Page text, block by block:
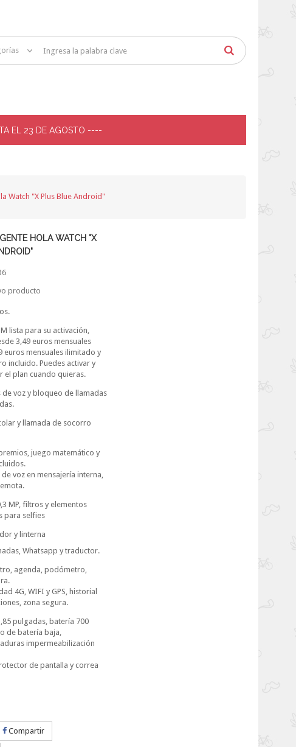
EL 23 DE AGOSTO ----
Watch "X Plus Blue Android"
HOLA WATCH "X
producto
lista para su activación,
3,49 euros mensuales
euros mensuales ilimitado y
incluido. Puedes activar y
el plan cuando quieras.
de voz y bloqueo de llamadas
y llamada de socorro
juego matemático y
de voz en mensajería interna,
MP, filtros y elementos
para selfies
y linterna
Whatsapp y traductor.
agenda, podómetro,
4G, WIFI y GPS, historial
zona segura.
pulgadas, batería 700
de batería baja,
impermeabilización
de pantalla y correa
Compartir